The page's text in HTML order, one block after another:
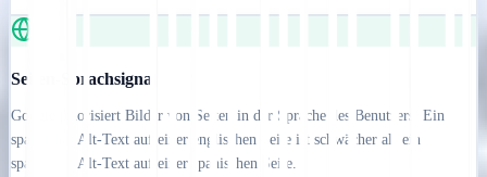
Seiten-Sprachsignal
Google priorisiert Bilder von Seiten in der Sprache des Benutzers. Ein
spanischer Alt-Text auf einer englischen Seite ist schwächer als ein
spanischer Alt-Text auf einer spanischen Seite.